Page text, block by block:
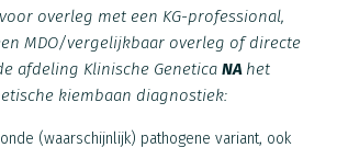
overleg met een KG-professional,
MDO/vergelijkbaar overleg of directe
afdeling Klinische Genetica NA het
kiembaan diagnostiek:
(waarschijnlijk) pathogene variant, ook